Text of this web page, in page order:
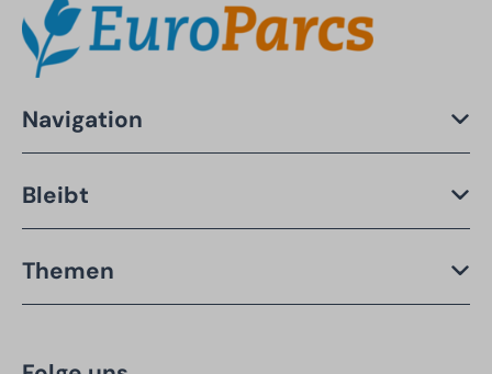
Navigation
Bleibt
Themen